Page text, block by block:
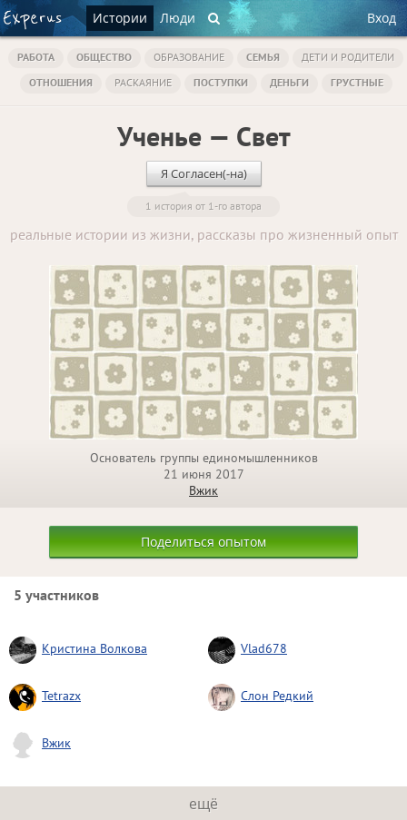
Истории Люди Вход
РАБОТА ОБЩЕСТВО ОБРАЗОВАНИЕ СЕМЬЯ
ДЕТИ И РОДИТЕЛИ
ОТНОШЕНИЯ
РАСКАЯНИЕ ПОСТУПКИ ДЕНЬГИ ГРУСТНЫЕ
Ученье — Свет
Я Согласен(-на)
1 история от 1-го автора
реальные истории из жизни, рассказы про жизненный опыт
Основатель группы единомышленников
21 июня 2017
Вжик
Поделиться опытом
5 участников
Кристина Волкова Vlad678
Tetrazx Слон Редкий
Вжик
ещё